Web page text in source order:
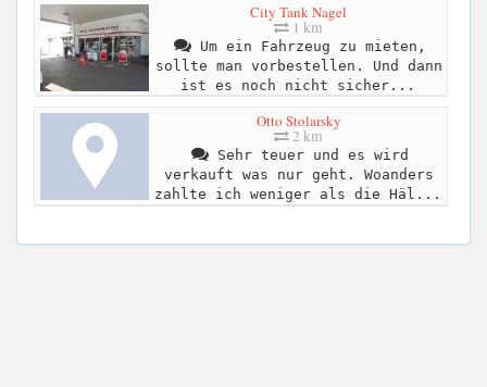
City Tank Nagel
1 km
Um ein Fahrzeug zu mieten,
sollte man vorbestellen. Und dann
ist es noch nicht sicher...
Otto Stolarsky
2 km
Sehr teuer und es wird
verkauft was nur geht. Woanders
zahlte ich weniger als die Häl...